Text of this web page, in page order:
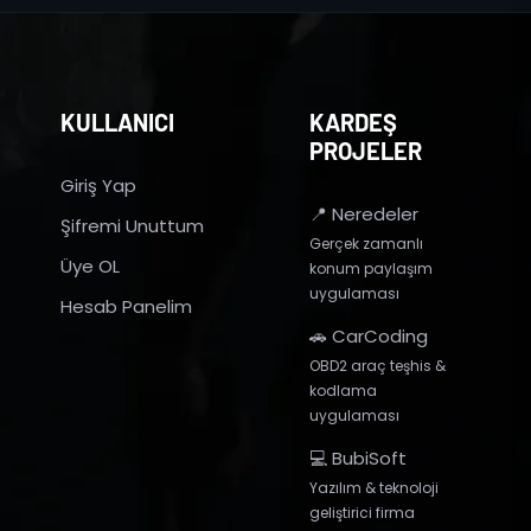
KULLANICI
Giriş Yap
Şifremi Unuttum
Üye OL
Hesab Panelim
KARDEŞ
PROJELER
📍 Neredeler
Gerçek zamanlı
konum paylaşım
uygulaması
🚗 CarCoding
OBD2 araç teşhis &
kodlama
uygulaması
💻 BubiSoft
Yazılım & teknoloji
geliştirici firma